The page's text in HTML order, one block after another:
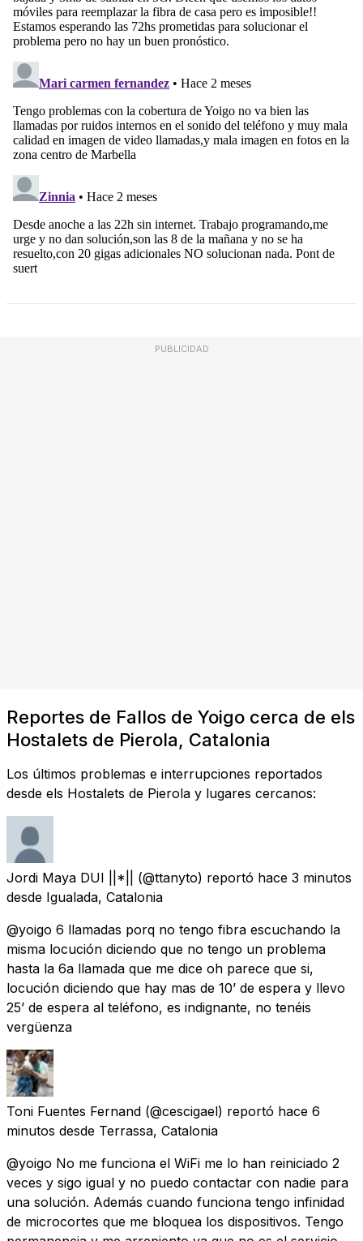
PUBLICIDAD
Reportes de Fallos de Yoigo cerca de els
Hostalets de Pierola, Catalonia
Los últimos problemas e interrupciones reportados
desde els Hostalets de Pierola y lugares cercanos:
Jordi Maya DUI ||*|| (@ttanyto) reportó hace 3 minutos
desde Igualada, Catalonia
@yoigo 6 llamadas porq no tengo fibra escuchando la
misma locución diciendo que no tengo un problema
hasta la 6a llamada que me dice oh parece que si,
locución diciendo que hay mas de 10’ de espera y llevo
25’ de espera al teléfono, es indignante, no tenéis
vergüenza
Toni Fuentes Fernand (@cescigael) reportó hace 6
minutos desde Terrassa, Catalonia
@yoigo No me funciona el WiFi me lo han reiniciado 2
veces y sigo igual y no puedo contactar con nadie para
una solución. Además cuando funciona tengo infinidad
de microcortes que me bloquea los dispositivos. Tengo